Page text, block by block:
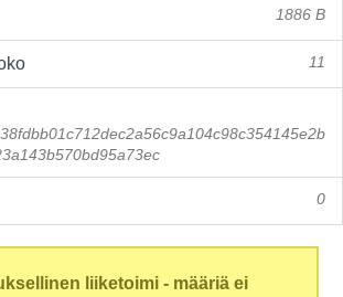
1886 B
11
0
liiketoimi - määriä ei